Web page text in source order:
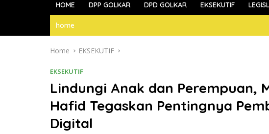
HOME DPP GOLKAR DPD GOLKAR EKSEKUTIF
home
Home EKSEKUTIF
EKSEKUTIF
Lindungi Anak dan Perempuan,
Hafid Tegaskan Pentingnya
Digital